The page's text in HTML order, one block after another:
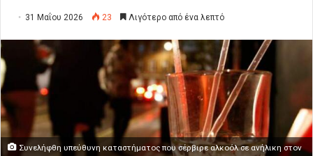
31 Μαΐου 2026 23 Λιγότερο από ένα λεπτό
Συνελήφθη υπεύθυνη καταστήματος που σέρβιρε αλκοόλ σε ανήλικη στον